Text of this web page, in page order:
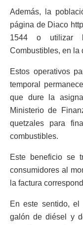
Además, la
página de Diaco
1544 o utilizar
Combustibles, en la
Estos operativos
temporal
que dure la
Ministerio de
quetzales para
combustibles.
Este beneficio se
consumidores al
la factura
En este sentido,
galón de diésel y